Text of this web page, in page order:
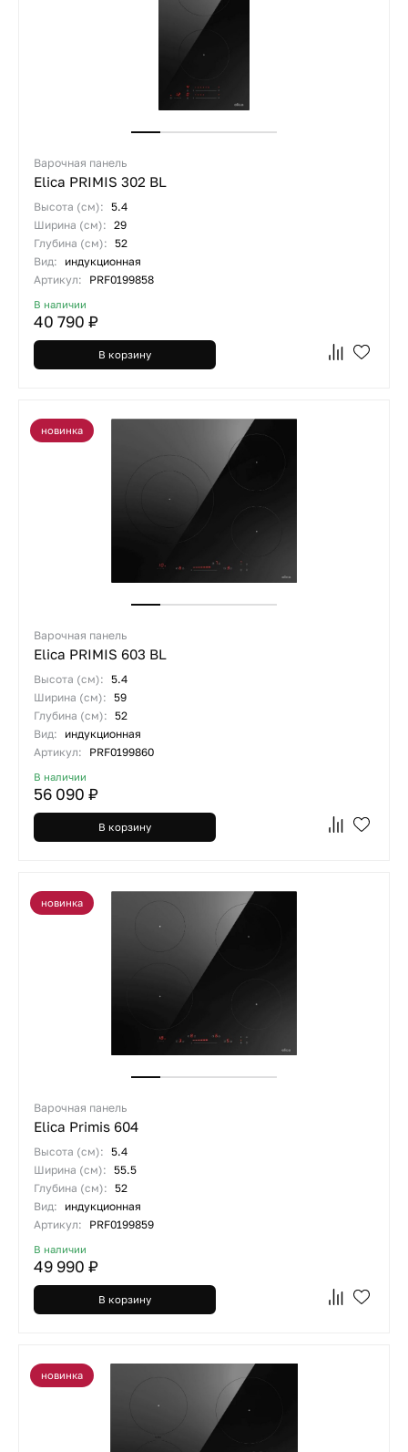
Варочная панель
Elica PRIMIS 302 BL
Высота (см): 5.4
Ширина (см): 29
Глубина (см): 52
Вид:
индукционная
Артикул:
PRF0199858
В наличии
40 790 ₽
В корзину
новинка
Варочная панель
Elica PRIMIS 603 BL
Высота (см): 5.4
Ширина (см): 59
Глубина (см): 52
Вид:
индукционная
Артикул:
PRF0199860
В наличии
56 090 ₽
В корзину
новинка
Варочная панель
Elica Primis 604
Высота (см): 5.4
Ширина (см): 55.5
Глубина (см): 52
Вид:
индукционная
Артикул:
PRF0199859
В наличии
49 990 ₽
В корзину
новинка